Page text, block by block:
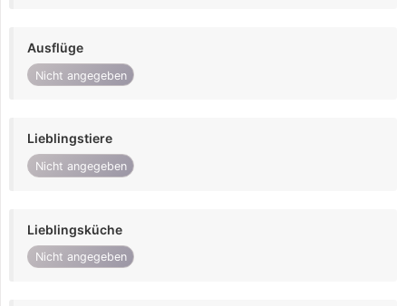
Ausflüge
Nicht angegeben
Lieblingstiere
Nicht angegeben
Lieblingsküche
Nicht angegeben